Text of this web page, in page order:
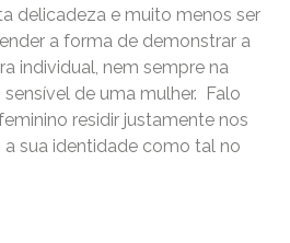
delicadeza e muito menos ser
a forma de demonstrar a
individual, nem sempre na
de uma mulher. Falo
residir justamente nos
sua identidade como tal no